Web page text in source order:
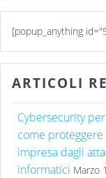
[popup_anything
ARTICOLI
Cybersecurity
come proteggere
impresa dagli
informatici Marzo